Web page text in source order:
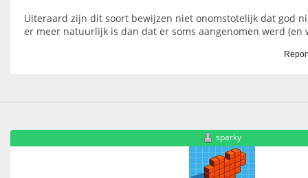
Uiteraard zijn dit soort bewijzen niet onomstotelijk dat god
er meer natuurlijk is dan dat er soms aangenomen werd (en
sparky